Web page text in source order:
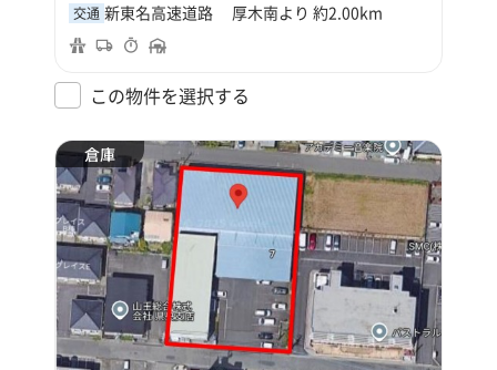
交通 新東名高速道路 厚木南より 約2.00km
この物件を選択する
倉庫